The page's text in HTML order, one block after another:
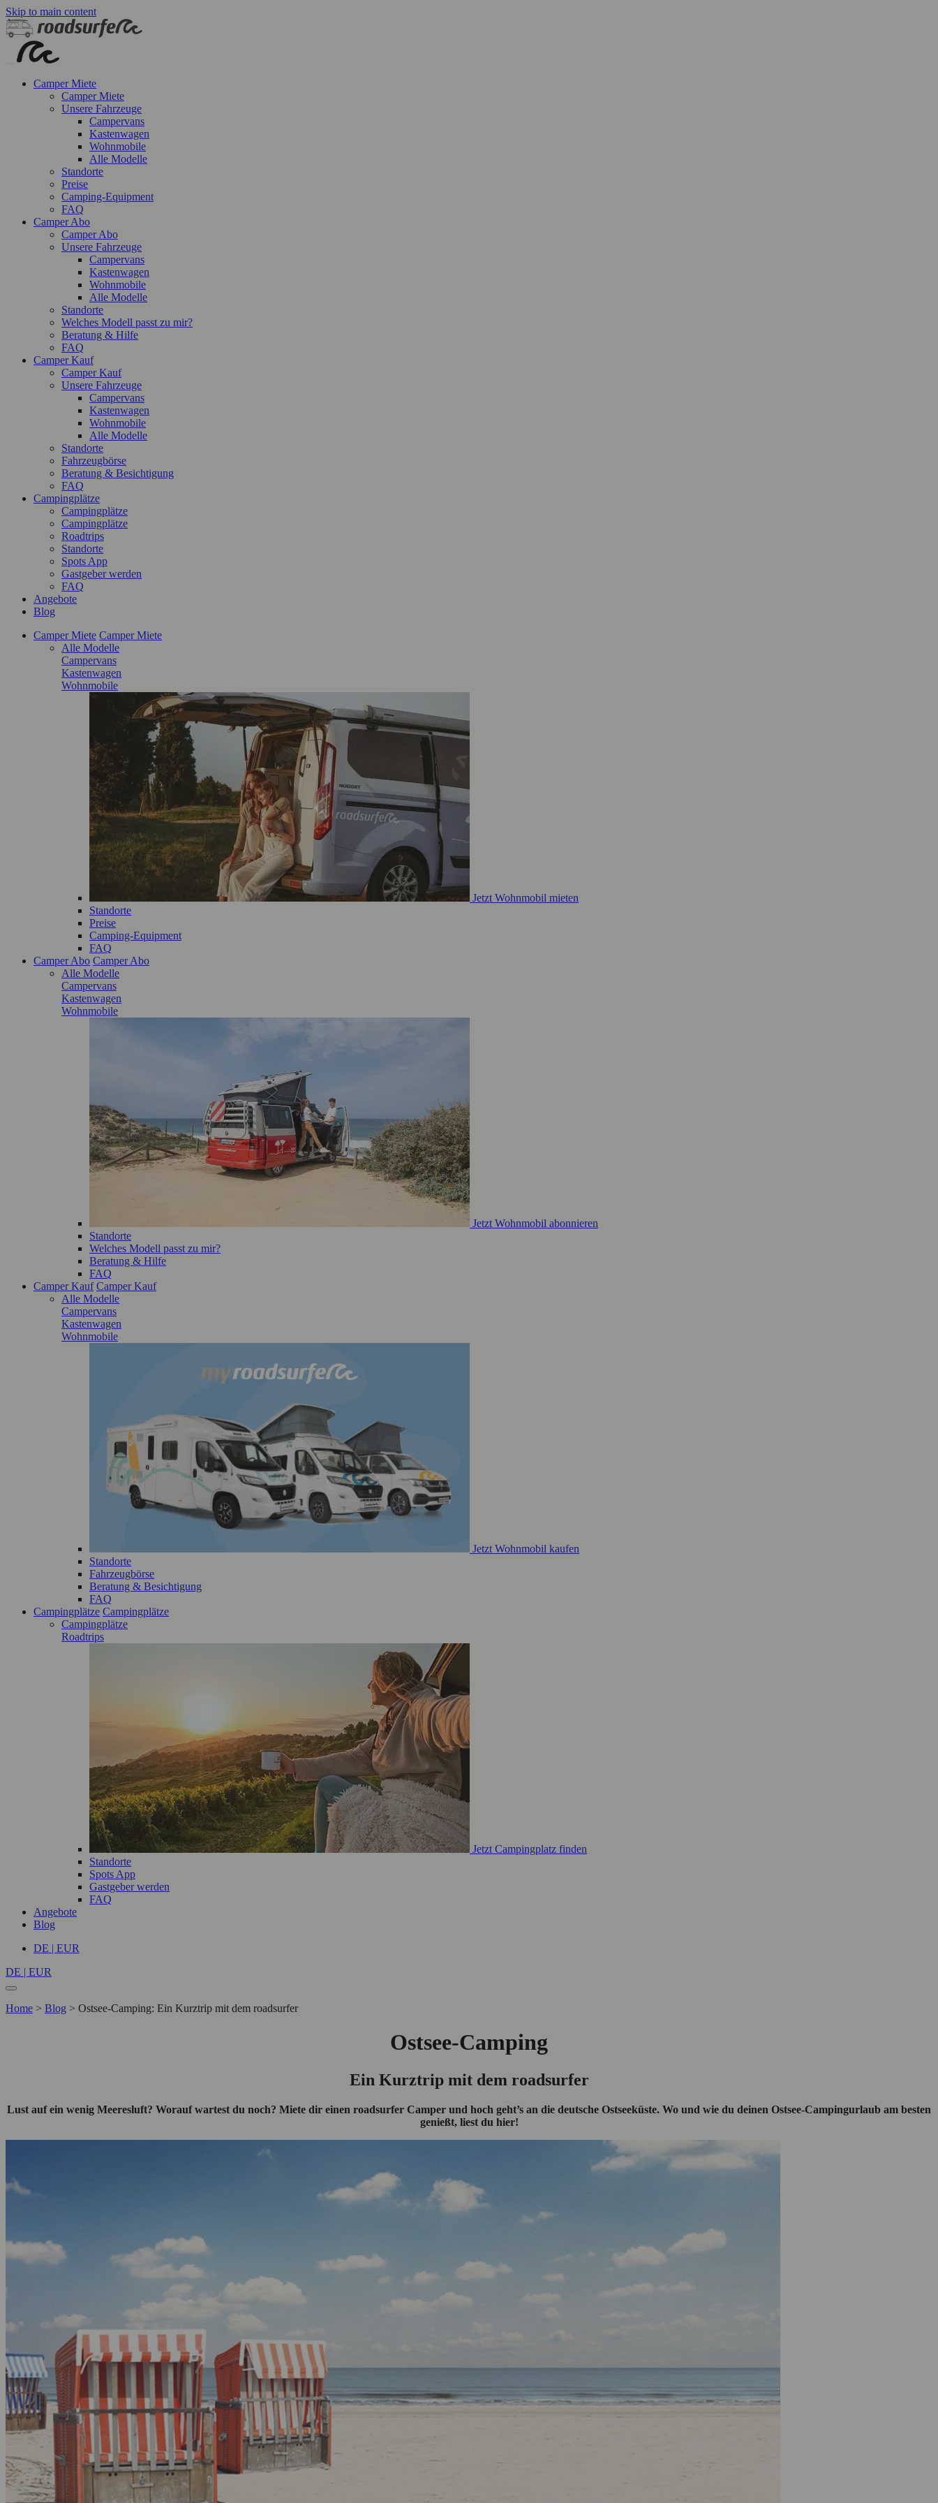
Skip to main content
Camper Miete
Camper Miete
Unsere Fahrzeuge
Campervans
Kastenwagen
Wohnmobile
Alle Modelle
Standorte
Preise
Camping-Equipment
FAQ
Camper Abo
Camper Abo
Unsere Fahrzeuge
Campervans
Kastenwagen
Wohnmobile
Alle Modelle
Standorte
Welches Modell passt zu mir?
Beratung & Hilfe
FAQ
Camper Kauf
Camper Kauf
Unsere Fahrzeuge
Campervans
Kastenwagen
Wohnmobile
Alle Modelle
Standorte
Fahrzeugbörse
Beratung & Besichtigung
FAQ
Campingplätze
Campingplätze
Campingplätze
Roadtrips
Standorte
Spots App
Gastgeber werden
FAQ
Angebote
Blog
Camper Miete Camper Miete
Alle Modelle
Campervans
Kastenwagen
Wohnmobile
Jetzt Wohnmobil mieten
Standorte
Preise
Camping-Equipment
FAQ
Camper Abo Camper Abo
Alle Modelle
Campervans
Kastenwagen
Wohnmobile
Jetzt Wohnmobil abonnieren
Standorte
Welches Modell passt zu mir?
Beratung & Hilfe
FAQ
Camper Kauf Camper Kauf
Alle Modelle
Campervans
Kastenwagen
Wohnmobile
Jetzt Wohnmobil kaufen
Standorte
Fahrzeugbörse
Beratung & Besichtigung
FAQ
Campingplätze Campingplätze
Campingplätze
Roadtrips
Jetzt Campingplatz finden
Standorte
Spots App
Gastgeber werden
FAQ
Angebote
Blog
DE | EUR
DE | EUR
Home > Blog > Ostsee-Camping: Ein Kurztrip mit dem roadsurfer
Ostsee-Camping
Ein Kurztrip mit dem roadsurfer
Lust auf ein wenig Meeresluft? Worauf wartest du noch? Miete dir einen roadsurfer Camper und hoch geht’s an die deutsche Ostseeküste. Wo und wie du deinen Ostsee-Campingurlaub am besten
genießt, liest du hier!